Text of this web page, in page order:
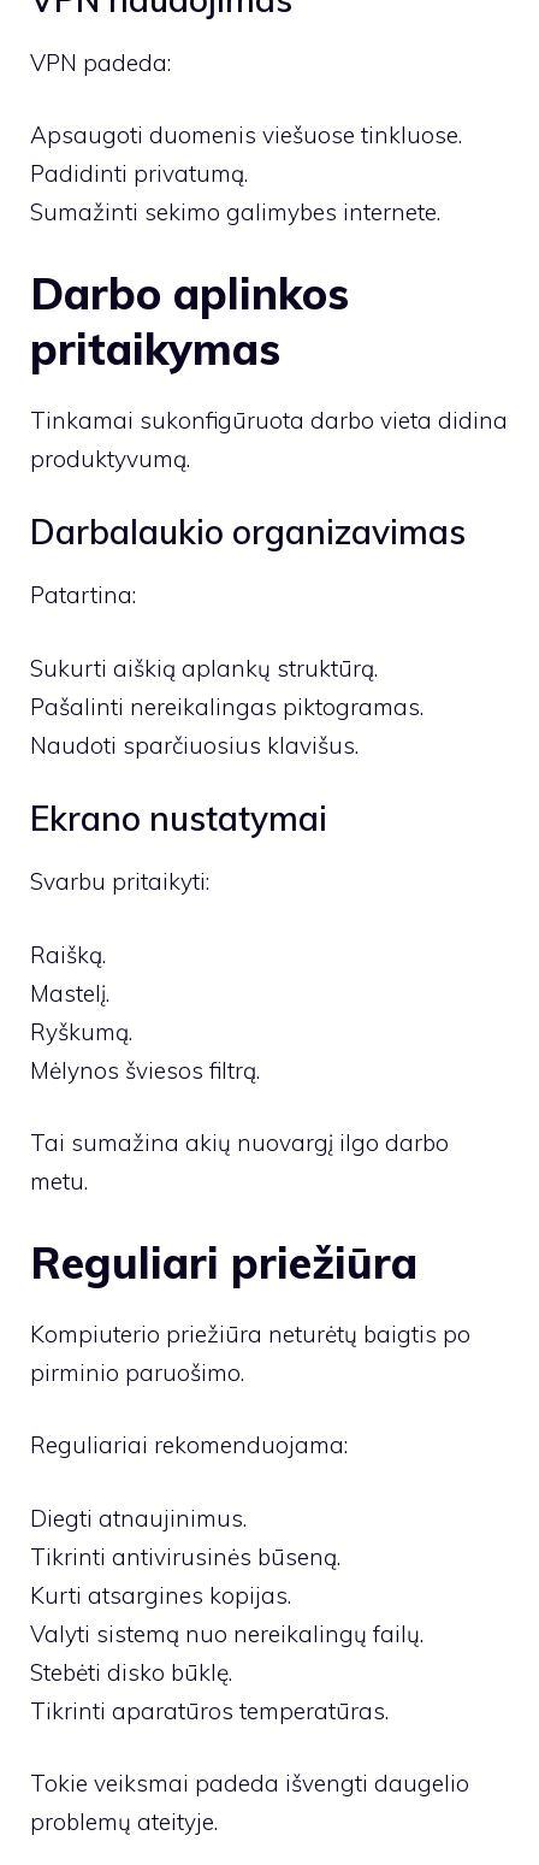
VPN padeda:
Apsaugoti duomenis viešuose tinkluose.
Padidinti privatumą.
Sumažinti sekimo galimybes internete.
Darbo aplinkos
pritaikymas
Tinkamai sukonfigūruota darbo vieta didina
produktyvumą.
Darbalaukio organizavimas
Patartina:
Sukurti aiškią aplankų struktūrą.
Pašalinti nereikalingas piktogramas.
Naudoti sparčiuosius klavišus.
Ekrano nustatymai
Svarbu pritaikyti:
Raišką.
Mastelį.
Ryškumą.
Mėlynos šviesos filtrą.
Tai sumažina akių nuovargį ilgo darbo
metu.
Reguliari priežiūra
Kompiuterio priežiūra neturėtų baigtis po
pirminio paruošimo.
Reguliariai rekomenduojama:
Diegti atnaujinimus.
Tikrinti antivirusinės būseną.
Kurti atsargines kopijas.
Valyti sistemą nuo nereikalingų failų.
Stebėti disko būklę.
Tikrinti aparatūros temperatūras.
Tokie veiksmai padeda išvengti daugelio
problemų ateityje.